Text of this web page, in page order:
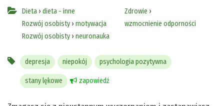
Dieta › dieta - inne
Rozwój osobisty › motywacja
Rozwój osobisty › neuronauka
Zdrowie ›
wzmocnienie odporności
depresja niepokój psychologia pozytywna
stany lękowe zapowiedź